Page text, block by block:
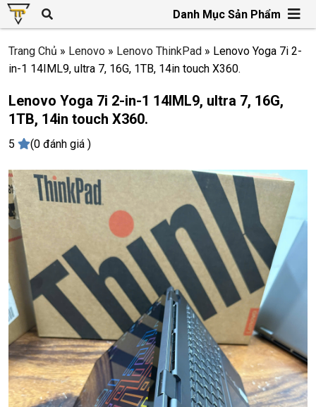
Danh Mục Sản Phẩm
Trang Chủ » Lenovo » Lenovo ThinkPad » Lenovo Yoga 7i 2-
in-1 14IML9, ultra 7, 16G, 1TB, 14in touch X360.
Lenovo Yoga 7i 2-in-1 14IML9, ultra 7, 16G,
1TB, 14in touch X360.
5 (0 đánh giá )